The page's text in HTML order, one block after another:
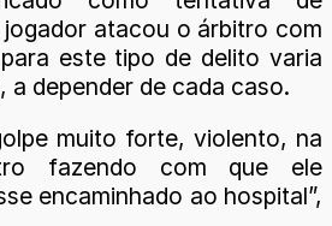
atacou o árbitro com
este tipo de delito varia
a depender de cada caso.
muito forte, violento, na
fazendo com que ele
encaminhado ao hospital”,